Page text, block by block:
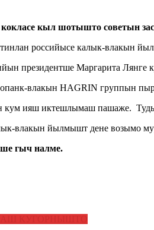
кыл шотышто советын
российысе калык-влакын
президентше Маргарита
влакын HAGRIN группын
кум ияш иктешлымаш пашаже.
влакын йылмышт дене возымо
гыч налме.